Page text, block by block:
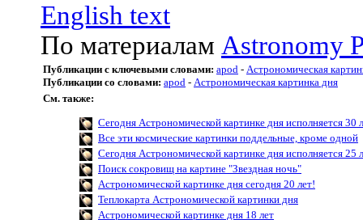
English text
По материалам Astronomy
Публикации с ключевыми словами: apod - Астрономическая
Публикации со словами: apod - Астрономическая картинка дня
См. также:
Сегодня Астрономической картинке дня исполняется 30
Все эти космические картинки поддельные, кроме одной
Сегодня Астрономической картинке дня исполняется 25
Поиск сокровищ на картине "Звездная ночь"
Астрономической картинке дня сегодня 20 лет!
Теплокарта Астрономической картинки дня
Астрономической картинке дня 18 лет